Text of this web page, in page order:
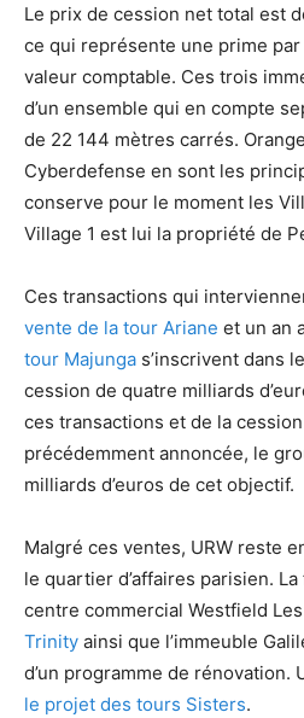
Le prix de cession net total est
ce qui représente une prime
valeur comptable. Ces trois
d’un ensemble qui en compte
de 22 144 mètres carrés.
Cyberdefense en sont les
conserve pour le moment les
Village 1 est lui la propriété de
Ces transactions qui
vente de la tour Ariane et un an
tour Majunga s’inscrivent dans
cession de quatre milliards
ces transactions et de la
précédemment annoncée, le
milliards d’euros de cet objectif.
Malgré ces ventes, URW reste
le quartier d’affaires parisien.
centre commercial Westfield
Trinity ainsi que l’immeuble
d’un programme de rénovation.
le projet des tours Sisters.